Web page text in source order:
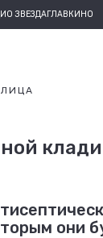
ЗВЕЗДАГЛАВКИНО
ЛИЦА
они